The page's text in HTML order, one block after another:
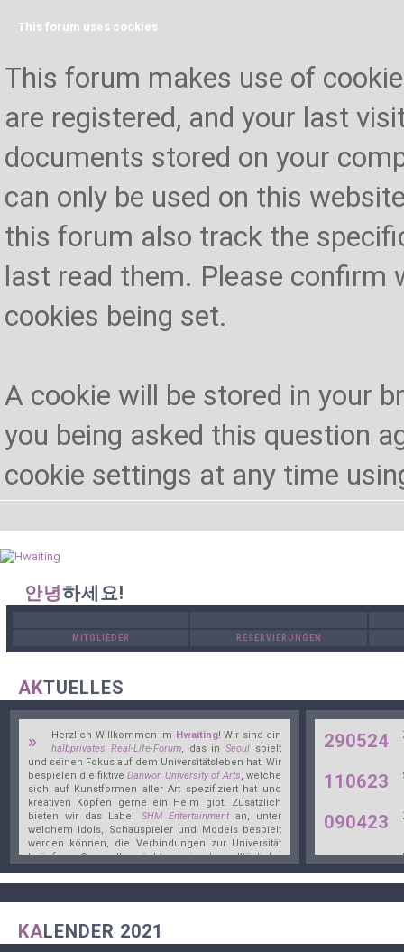
This forum uses cookies
This forum makes use of
are registered, and your last
documents stored on your
can only be used on this
this forum also track the
last read them. Please confirm
cookies being set.
A cookie will be stored in your
you being asked this question
cookie settings at any time
안녕하세요!
MITGLIEDER RESERVIERUNGEN
AKTUELLES
» Herzlich Willkommen im Hwaiting! Wir sind ein
halbprivates Real-Life-Forum, das inSeoul spielt
und seinen Fokus auf dem Universitätsleben hat. Wir
bespielen die fiktive Danwon University of Arts, welche
sich auf Kunstformen aller Art spezifiziert hat und
kreativen Köpfen gerne ein Heim gibt. Zusätzlich
bieten wir das Label SHM Entertainmentan, unter
welchem Idols, Schauspieler und Models bespielt
werden können, die Verbindungen zur Universität
knüpfen. Generell möchten wir das alltägliche
bespielen dasJahr 2021.
290524
110623
090423
010223
091022
250922
KALENDER 2021